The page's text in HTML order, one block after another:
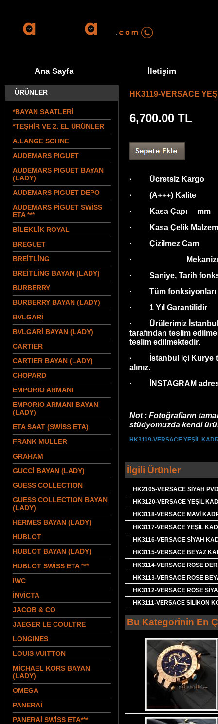
Ana Sayfa İletişim
ÜRÜNLER
*BAYAN SAATLERİ
*TEŞHİR VE 2. EL ÜRÜNLER
A.LANGE SOHNE
AUDEMARS PIGUET
AUDEMARS PIGUET BAYAN
(LADY)
AUDEMARS PIGUET DEPO
AUDEMARS PİGUET SWİSS
ETA ***
BİLEKLİK ROYAL
BREGUET
BREİTLİNG
BREİTLİNG BAYAN (LADY)
BURBERRY
BURBERRY BAYAN (LADY)
BVLGARİ
BVLGARİ BAYAN (LADY)
CARTIER
CARTIER BAYAN (LADY)
CHOPARD
EMPORIO ARMANI
EMPORIO ARMANI BAYAN
(LADY)
ETA SAAT (SWİSS ETA)
FRANK MULLER
GRAHAM
GUCCİ BAYAN (LADY)
GUESS COLLECTION
GUESS COLLECTION BAYAN
(LADY)
HERMES BAYAN (LADY)
HUBLOT
HUBLOT BAYAN (LADY)
HUBLOT SWİSS ETA ***
IWC
İNVİCTA
JACOB & CO
JAEGER LE COULTRE
LONGINES
LOUIS VUITTON
MİCHAEL KORS BAYAN
(LADY)
OMEGA
PANERAİ
PANERAİ SWİSS ETA***
HK3119-VERSACE
6,700.00 TL
· Ücretsiz Kargo
· (A+++) Kalite
· Kasa Çapı mm
· Kasa Çelik
· Çizilmez Cam
·
· Saniye, Tarih
· Tüm fonksiyonları
· 1 Yıl Garantilidir
· Ürülerimiz İstanbul
tarafından teslim
teslim edilmektedir.
· İstanbul içi Kurye
alınız.
· İNSTAGRAM
Not : Fotoğrafların
stüdyomuzda kendi
HK3119-VERSACE YEŞİL
İlgili Ürünler
HK2105-VERSACE SİYAH
HK3120-VERSACE YEŞİL
HK3118-VERSACE MAVİ
HK3117-VERSACE YEŞİL
HK3116-VERSACE SİYAH
HK3115-VERSACE BEYAZ
HK3114-VERSACE ROSE
HK3113-VERSACE ROSE
HK3112-VERSACE ROSE
HK3111-VERSACE SİLİKON
Bu Kategorinin En